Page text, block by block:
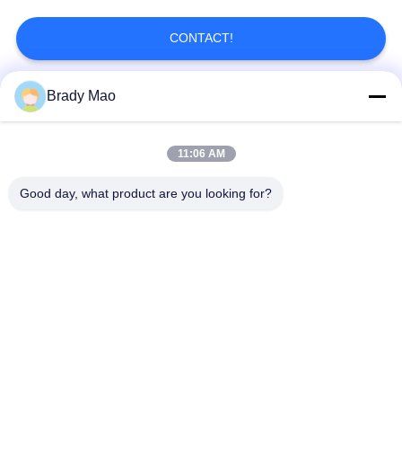
CONTACT!
Catégories populaires
Brady Mao
11:06 AM
Good day, what product are you looking for?